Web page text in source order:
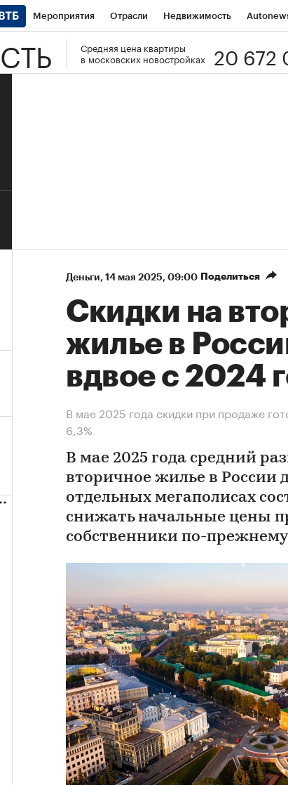
Мероприятия Отрасли Недвижимость
РБК Курсы РБК Life Тренды
Средняя цена квартиры
в московских новостройках
20 672
Деньги⁠, 14 мая 2025, 09:00 Поделиться
Скидки на
жилье в
вдвое с 2024
В мае 2025 года скидки при продаже
6,3%
В мае 2025 года средний
вторичное жилье в России
отдельных мегаполисах
снижать начальные цены
собственники по-